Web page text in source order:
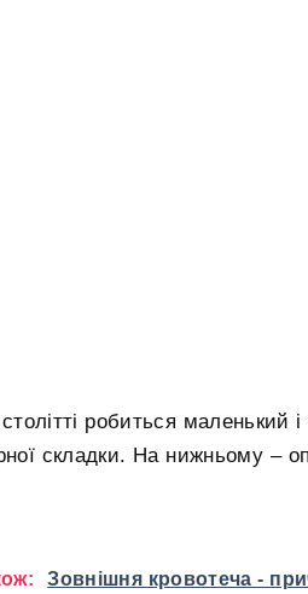
робиться маленький
складки. На нижньому –
Зовнішня кровотеча -